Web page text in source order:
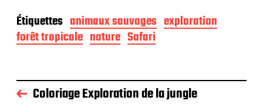
Étiquettes animaux sauvages exploration
forêt tropicale nature Safari
Coloriage Exploration de la jungle